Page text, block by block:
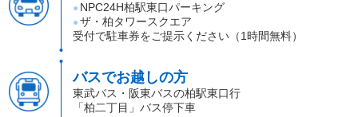
● NPC24H柏駅東口パーキング
● ザ・柏タワースクエア
受付で駐車券をご提示ください（1時間無料）
バスでお越しの方
東武バス・阪東バスの柏駅東口行
「柏二丁目」バス停下車